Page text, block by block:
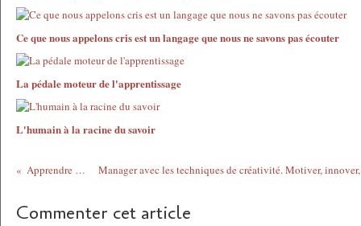
Ce que nous appelons cris est un langage que nous ne savons pas écouter
La pédale moteur de l'apprentissage
L'humain à la racine du savoir
Apprendre en étoile
Commenter cet article